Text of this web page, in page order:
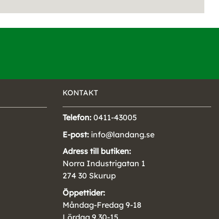
KONTAKT
Telefon: 0411-43005
E-post: info@landang.se
Adress till butiken:
Norra Industrigatan 1
274 30 Skurup
Öppettider:
Måndag-Fredag 9-18